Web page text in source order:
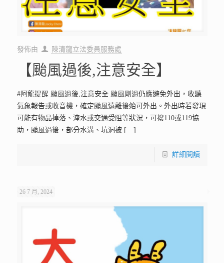
發佈由 陳清龍立法委員服務處
【颱風過後,注意安全】
#阿龍提醒 颱風過後,注意安全 颱風剛過仍應避免外出，收聽
氣象報告或收音機，確定颱風遠離後始可外出。外出時若發現
可能有物品掉落、淹水或交通受阻等狀況，可撥110或119協
助，颱風過後，部分水溝、坑洞被[…]
詳細閱讀
26 7 月, 2024